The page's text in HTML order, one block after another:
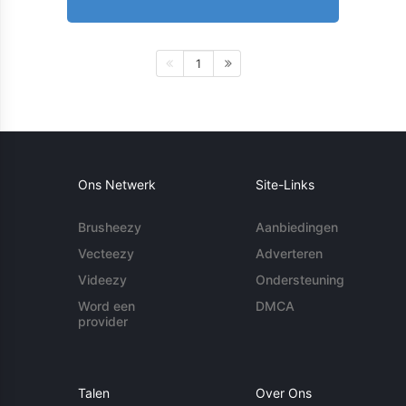
1
Ons Netwerk
Brusheezy
Vecteezy
Videezy
Word een
provider
Site-Links
Aanbiedingen
Adverteren
Ondersteuning
DMCA
Talen Over Ons